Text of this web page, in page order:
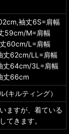
袖丈6S=肩幅
59cm/M=肩幅
60cm/L=肩幅
丈62cm/LL=肩幅
丈64cm/3L=肩幅
丈66cm
(キルティング）
ますが、着ている
てきます。